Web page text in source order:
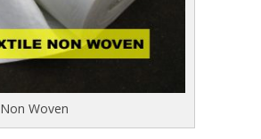
Woven